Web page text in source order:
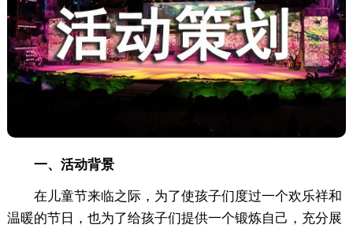
一、活动背景
在儿童节来临之际，为了使孩子们度过一个欢乐祥和
温暖的节日，也为了给孩子们提供一个锻炼自己，充分展